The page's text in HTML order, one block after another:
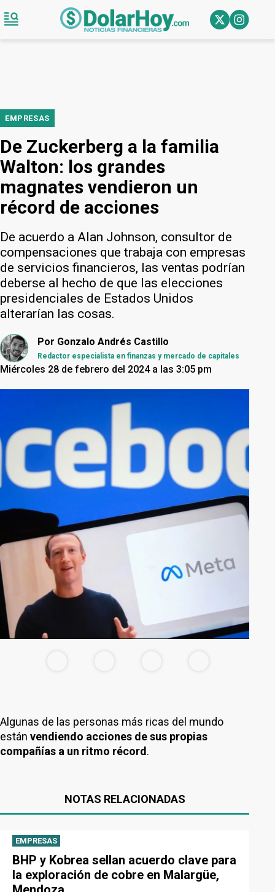
EMPRESAS
De Zuckerberg a la familia
Walton: los grandes
magnates vendieron un
récord de acciones
De acuerdo a Alan Johnson, consultor de
compensaciones que trabaja con empresas
de servicios financieros, las ventas podrían
deberse al hecho de que las elecciones
presidenciales de Estados Unidos
alterarían las cosas.
Por Gonzalo Andrés Castillo
Redactor especialista en finanzas y mercado de capitales
Miércoles 28 de febrero del 2024 a las 3:05 pm
Algunas de las personas más ricas del mundo
están vendiendo acciones de sus propias
compañías a un ritmo récord .
NOTAS RELACIONADAS
EMPRESAS
BHP y Kobrea sellan acuerdo clave para
la exploración de cobre en Malargüe,